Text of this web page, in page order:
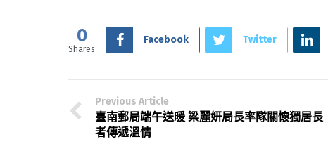
0
Shares
Facebook Twitter
Previous Article
臺南郵局端午送暖 梁麗妍局長率隊關懷獨居長
者傳遞溫情